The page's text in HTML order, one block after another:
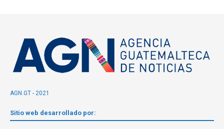
AGN.GT - 2021
Sitio web desarrollado por: